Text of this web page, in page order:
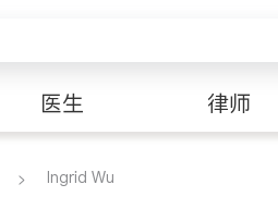
医生 律师
Ingrid Wu